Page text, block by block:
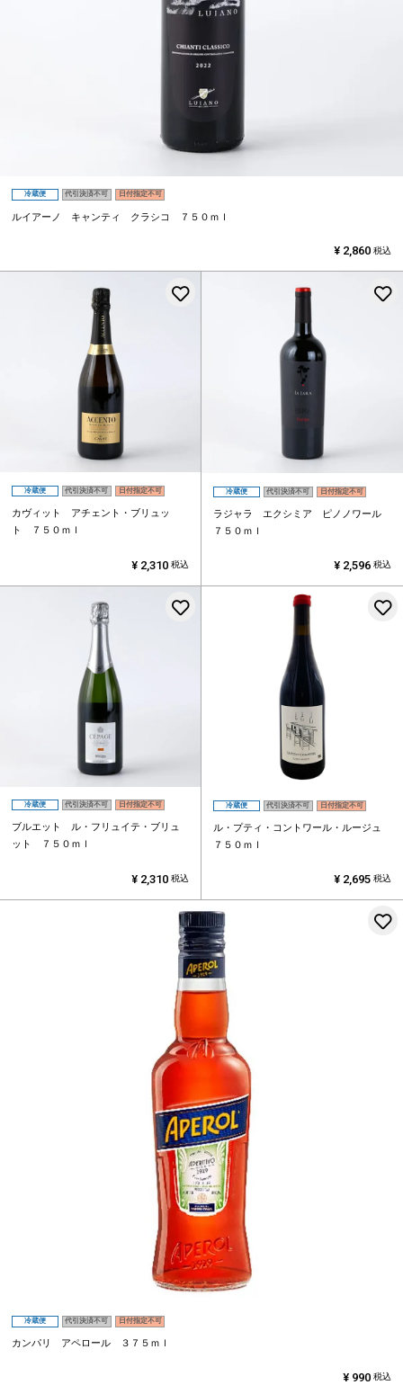
冷蔵便 代引決済不可 日付指定不可
ルイアーノ キャンティ クラシコ ７５０ｍｌ
¥ 2,860 税込
冷蔵便 代引決済不可 日付指定不可
カヴィット アチェント・ブリュッ
ト ７５０ｍｌ
お気に入りに登録する
¥ 2,310 税込
冷蔵便 代引決済不可 日付指定不可
ラジャラ エクシミア ピノノワール
７５０ｍｌ
¥ 2,596 税込
冷蔵便 代引決済不可 日付指定不可
ブルエット ル・フリュイテ・ブリュ
ット ７５０ｍｌ
お気に入りに登録する
¥ 2,310 税込
冷蔵便 代引決済不可 日付指定不可
ル・プティ・コントワール・ルージュ
７５０ｍｌ
¥ 2,695 税込
冷蔵便 代引決済不可 日付指定不可
カンパリ アペロール ３７５ｍｌ
¥ 990 税込